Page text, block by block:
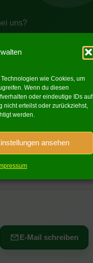
wie Cookies, um
Wenn du diesen
oder eindeutige IDs auf
nicht erteilst oder zurückziehst,
werden.
ansehen
uns?
E-Mail schreiben